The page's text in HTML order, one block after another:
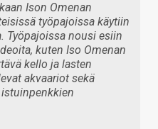
Ison Omenan
työpajoissa käytiin
Työpajoissa nousi esiin
kuten Iso Omenan
kello ja lasten
akvaariot sekä